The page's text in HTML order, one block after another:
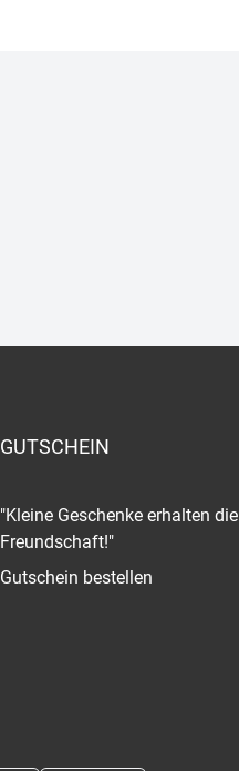
GUTSCHEIN
"Kleine Geschenke erhalten die
Freundschaft!"
Gutschein bestellen